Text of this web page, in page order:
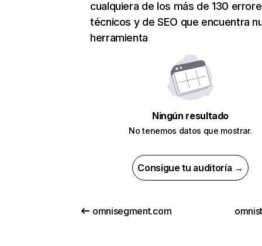
cualquiera de los más de 130
técnicos y de SEO que encuentra
herramienta
Ningún resultado
No tenemos datos que mostrar.
Consigue tu auditoría →
omnisegment.com